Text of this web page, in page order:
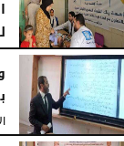
لـ4607...
الإثنين، 3 أغسطس 2026